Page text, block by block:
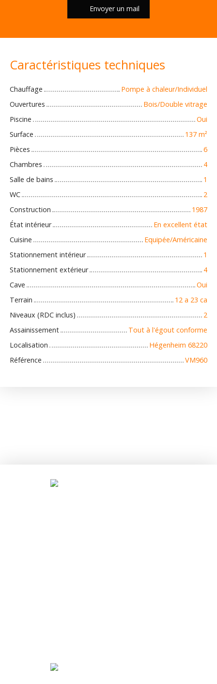
Envoyer un mail
Caractéristiques techniques
Chauffage
Pompe à chaleur/Individuel
Ouvertures
Bois/Double vitrage
Piscine
Oui
Surface
137 m²
Pièces
6
Chambres
4
Salle de bains
1
WC
2
Construction
1987
État intérieur
En excellent état
Cuisine
Equipée/Américaine
Stationnement intérieur
1
Stationnement extérieur
4
Cave
Oui
Terrain
12 a 23 ca
Niveaux (RDC inclus)
2
Assainissement
Tout à l'égout conforme
Localisation
Hégenheim 68220
Référence
VM960